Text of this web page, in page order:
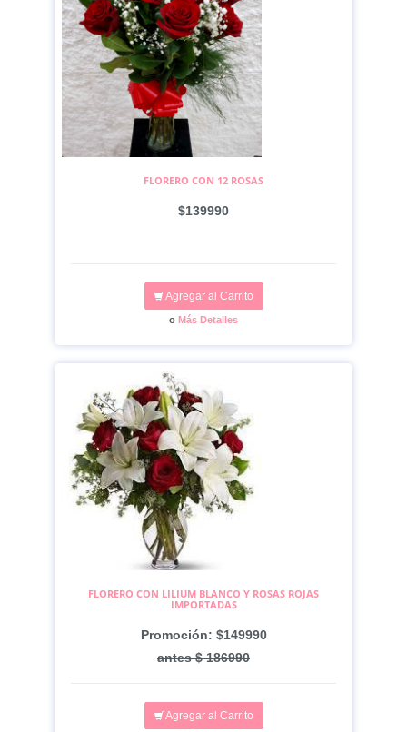
FLORERO CON 12 ROSAS
$139990
Agregar al Carrito
o Más Detalles
FLORERO CON LILIUM BLANCO Y ROSAS ROJAS
IMPORTADAS
Promoción: $149990
antes $ 186990
Agregar al Carrito